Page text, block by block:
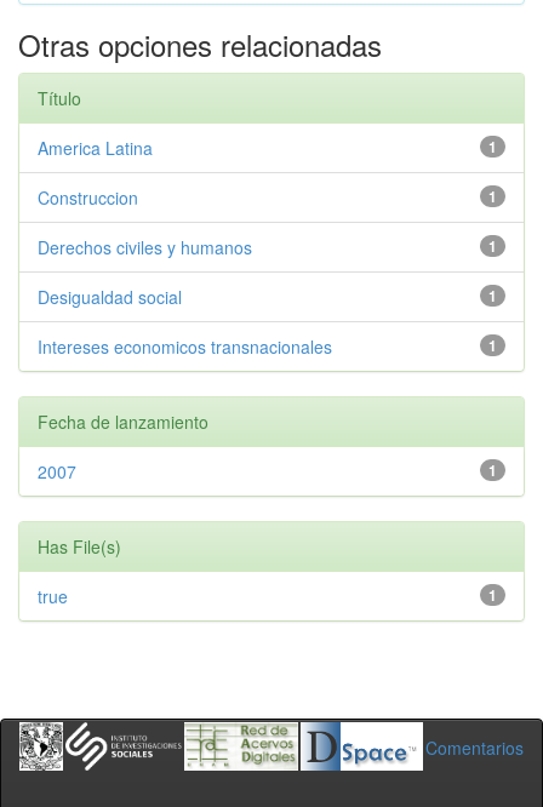
Otras opciones relacionadas
Título
1
America Latina
1
Construccion
1
Derechos civiles y humanos
1
Desigualdad social
1
Intereses economicos transnacionales
Fecha de lanzamiento
1
2007
Has File(s)
1
true
Comentarios